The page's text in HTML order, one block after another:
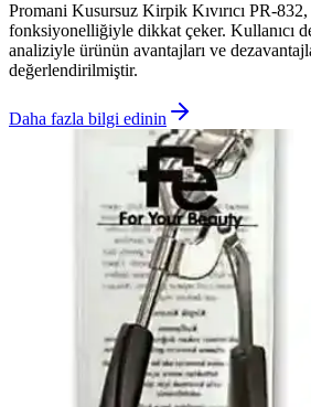
Promani Kusursuz Kirpik Kıvırıcı PR-
fonksiyonelliğiyle dikkat çeker. Kullanıcı
analiziyle ürünün avantajları ve
değerlendirilmiştir.
Daha fazla bilgi edinin